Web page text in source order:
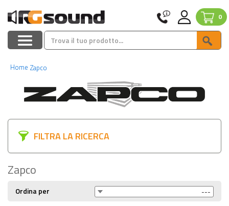
0
Home Zapco
FILTRA LA RICERCA
Zapco
Ordina per